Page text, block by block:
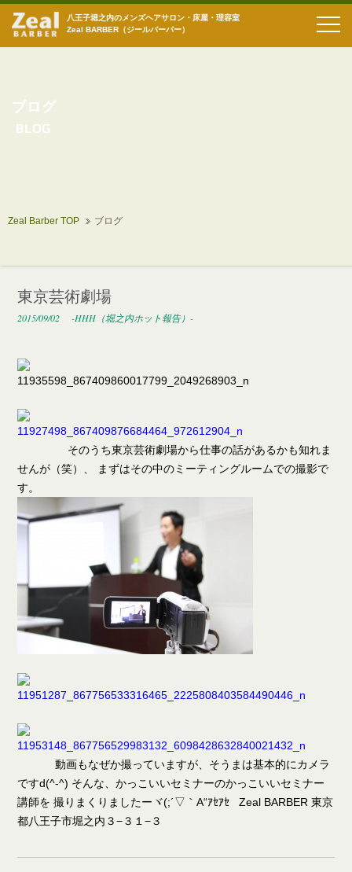
八王子堀之内のメンズヘアサロン・床屋・理容室
Zeal BARBER（ジールバーバー）
Zeal Barber TOP ブログ
ブログ
BLOG
東京芸術劇場
2015/09/02 -HHH（堀之内ホット報告）-
そのうち東京芸術劇場から仕事の話があるかも知れま
せんが（笑）、 まずはその中のミーティングルームでの撮影で
す。
動画もなぜか撮っていますが、そうまは基本的にカメラ
ですd(^-^) そんな、かっこいいセミナーのかっこいいセミナー
講師を 撮りまくりましたーヾ(;´▽｀A“ｱｾｱｾ Zeal BARBER 東京
都八王子市堀之内３−３１−３